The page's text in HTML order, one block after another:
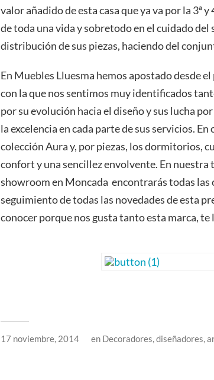
valor añadido de esta casa que ya va por la 3ª
de toda una vida y sobretodo en el cuidado
distribución de sus piezas, haciendo del
En Muebles Lluesma hemos apostado desde
con la que nos sentimos muy identificados
por su evolución hacia el diseño y sus lucha
la excelencia en cada parte de sus servicios.
colección Aura y, por piezas, los dormitorios,
confort y una sencillez envolvente. En nuestra
showroom en Moncada encontrarás todas las
seguimiento de todas las novedades de esta
conocer porque nos gusta tanto esta marca,
17 noviembre, 2014 en Decoradores, diseñadores,